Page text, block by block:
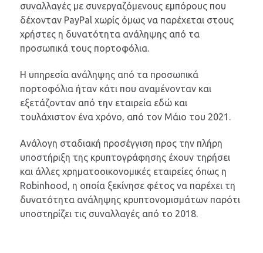
συναλλαγές με συνεργαζόμενους εμπόρους που
δέχονταν PayPal χωρίς όμως να παρέχεται στους
χρήστες η δυνατότητα ανάληψης από τα
προσωπικά τους πορτοφόλια.
Η υπηρεσία ανάληψης από τα προσωπικά
πορτοφόλια ήταν κάτι που αναμένονταν και
εξετάζονταν από την εταιρεία εδώ και
τουλάχιστον ένα χρόνο, από τον Μάιο του 2021.
Ανάλογη σταδιακή προσέγγιση προς την πλήρη
υποστήριξη της κρυπτογράφησης έχουν τηρήσει
και άλλες χρηματοοικονομικές εταιρείες όπως η
Robinhood, η οποία ξεκίνησε φέτος να παρέχει τη
δυνατότητα ανάληψης κρυπτονομισμάτων παρότι
υποστηρίζει τις συναλλαγές από το 2018.